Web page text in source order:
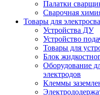
Палатки
Сварочная
Товары для
Устройства ДУ
Устройство
Товары для
Блок
Оборудование
электродов
Клеммы